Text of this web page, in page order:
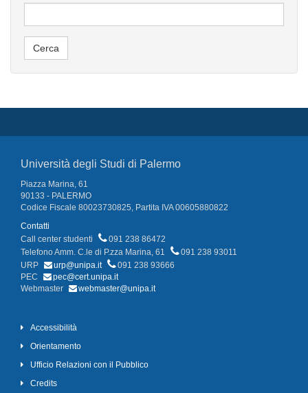
Università degli Studi di Palermo
Piazza Marina, 61
90133 - PALERMO
Codice Fiscale 80023730825, Partita IVA 00605880822
Contatti
Call center studenti
091 238 86472
Telefono Amm. C.le di P.zza Marina, 61
091 238 93011
URP
urp@unipa.it
091 238 93666
PEC
pec@cert.unipa.it
Webmaster
webmaster@unipa.it
Accessibilità
Orientamento
Ufficio Relazioni con il Pubblico
Credits